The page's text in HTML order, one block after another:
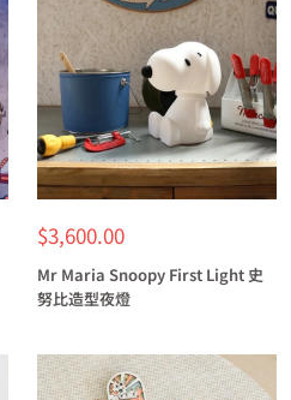
特
價
$3,600.00
Mr Maria Snoopy First Light 史
努比造型夜燈